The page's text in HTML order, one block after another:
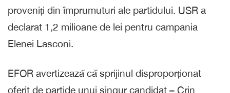
proveniți din împrumuturi ale partidului. USR a
declarat 1,2 milioane de lei pentru campania
Elenei Lasconi.
EFOR avertizează că sprijinul disproporționat
oferit de partide unui singur candidat – Crin